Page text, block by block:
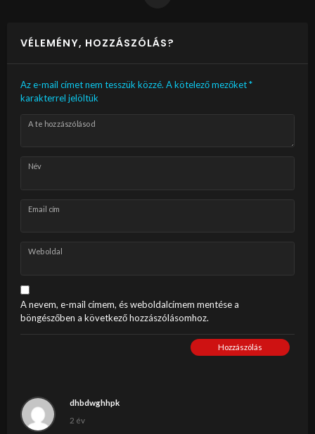
VÉLEMÉNY, HOZZÁSZÓLÁS?
Az e-mail címet nem tesszük közzé. A kötelező mezőket*
karakterrel jelöltük
A te hozzászólásod
Név
Email cím
Weboldal
A nevem, e-mail címem, és weboldalcímem mentése a
böngészőben a következő hozzászólásomhoz.
Hozzászólás
dhbdwghhpk
2 év